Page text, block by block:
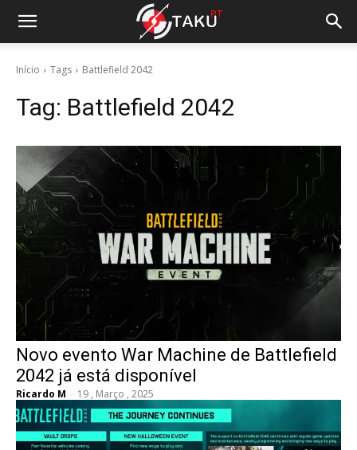
Início Tags Battlefield 2042
Tag: Battlefield 2042
Novo evento War Machine de Battlefield
2042 já está disponível
Ricardo M - 19 , Março , 2025